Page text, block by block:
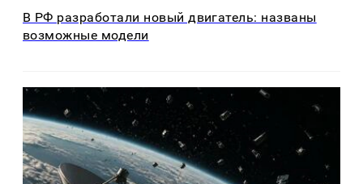
В РФ разработали новый двигатель: названы
возможные модели